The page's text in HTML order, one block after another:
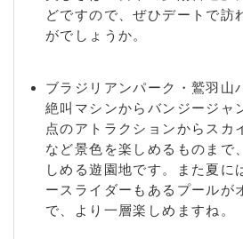
どですので、ぜひデートで訪
がでしょうか。
ブラジリアンパーク・鷲羽山
絶叫マシンからバンジージャ
点のアトラクションからスカ
など景色を楽しめるものまで
しめる遊園地です。また夏に
ースライダーもあるプールが
で、より一層楽しめますね。